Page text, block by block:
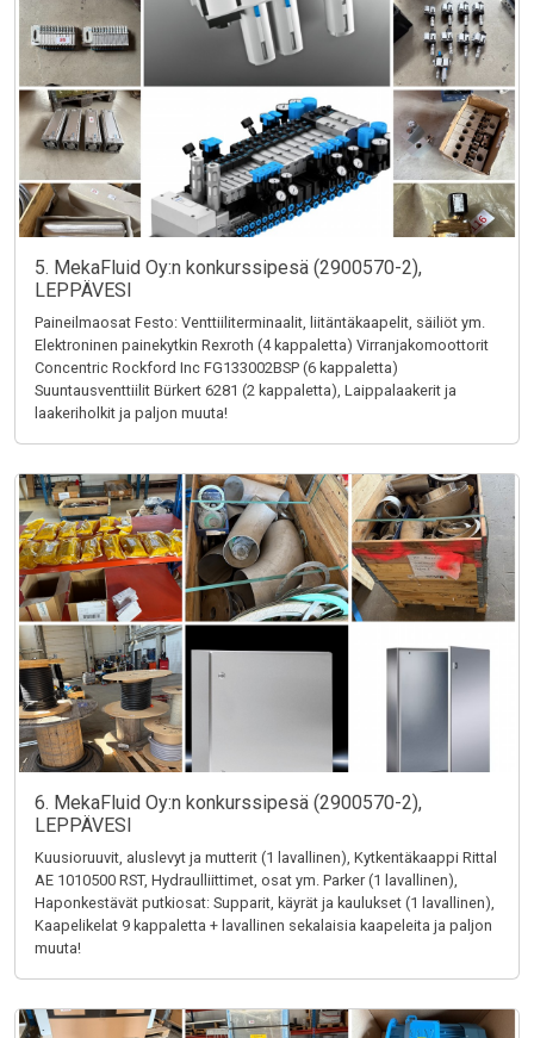
5. MekaFluid Oy:n konkurssipesä (2900570-2),
LEPPÄVESI
Paineilmaosat Festo: Venttiiliterminaalit, liitäntäkaapelit, säiliöt ym.
Elektroninen painekytkin Rexroth (4 kappaletta) Virranjakomoottorit
Concentric Rockford Inc FG133002BSP (6 kappaletta)
Suuntausventtiilit Bürkert 6281 (2 kappaletta), Laippalaakerit ja
laakeriholkit ja paljon muuta!
6. MekaFluid Oy:n konkurssipesä (2900570-2),
LEPPÄVESI
Kuusioruuvit, aluslevyt ja mutterit (1 lavallinen), Kytkentäkaappi Rittal
AE 1010500 RST, Hydraulliittimet, osat ym. Parker (1 lavallinen),
Haponkestävät putkiosat: Supparit, käyrät ja kaulukset (1 lavallinen),
Kaapelikelat 9 kappaletta + lavallinen sekalaisia kaapeleita ja paljon
muuta!